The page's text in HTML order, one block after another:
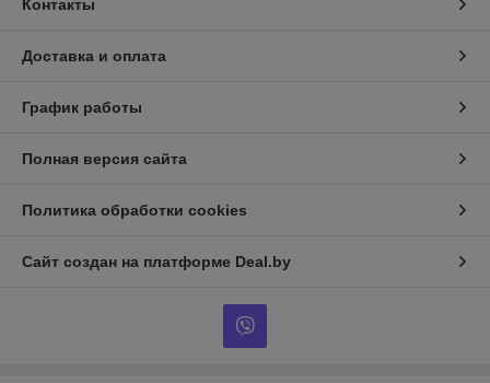
Контакты
Доставка и оплата
График работы
Полная версия сайта
Политика обработки cookies
Сайт создан на платформе Deal.by